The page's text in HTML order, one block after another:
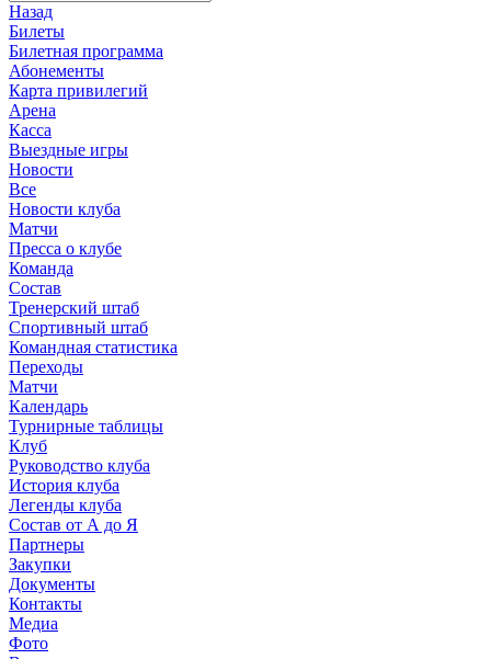
Назад
Билеты
Билетная программа
Абонементы
Карта привилегий
Арена
Касса
Выездные игры
Новости
Все
Новости клуба
Матчи
Пресса о клубе
Команда
Состав
Тренерский штаб
Спортивный штаб
Командная статистика
Переходы
Матчи
Календарь
Турнирные таблицы
Клуб
Руководство клуба
История клуба
Легенды клуба
Состав от А до Я
Партнеры
Закупки
Документы
Контакты
Медиа
Фото